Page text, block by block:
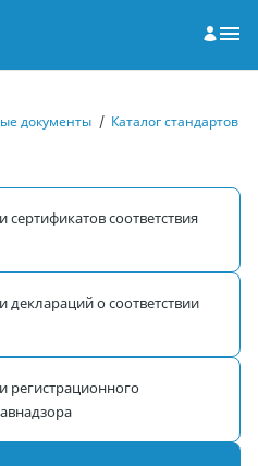
документы / Каталог стандартов
соответствия
о соответствии
регистрационного